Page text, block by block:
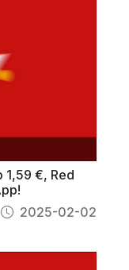
1,59 €, Red
2025-02-02